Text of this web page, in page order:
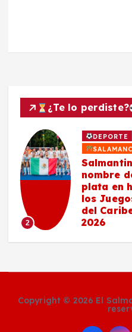
¿Te lo perdiste?
2
DEPORTE
nombre
plata en
los
del
2026
Copyright © 2026 El